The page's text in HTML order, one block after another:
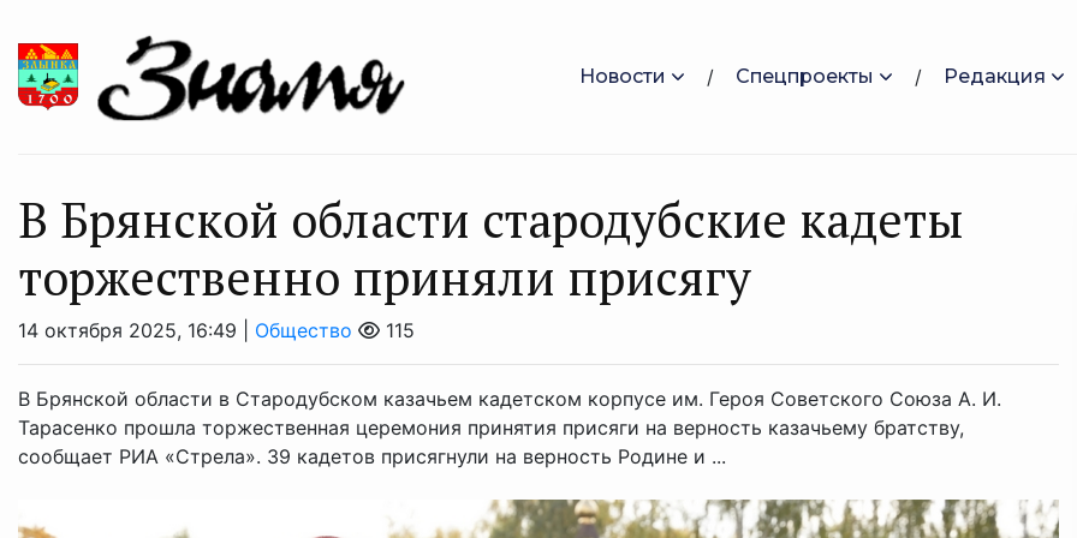
Новости Спецпроекты Редакция
В Брянской области стародубские кадеты
торжественно приняли присягу
14 октября 2025, 16:49 | Общество 115
В Брянской области в Стародубском казачьем кадетском корпусе им. Героя Советского Союза А. И.
Тарасенко прошла торжественная церемония принятия присяги на верность казачьему братству,
сообщает РИА «Стрела». 39 кадетов присягнули на верность Родине и ...